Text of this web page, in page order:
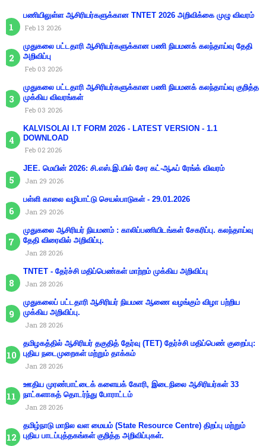
பணியிலுள்ள ஆசிரியர்களுக்கான TNTET 2026 அறிவிக்கை முழு விவரம்
Feb 13 2026
முதுகலை பட்டதாரி ஆசிரியர்களுக்கான பணி நியமனக் கலந்தாய்வு தேதி
அறிவிப்பு
Feb 03 2026
முதுகலை பட்டதாரி ஆசிரியர்களுக்கான பணி நியமனக் கலந்தாய்வு குறித்த
முக்கிய விவரங்கள்
Feb 03 2026
KALVISOLAI I.T FORM 2026 - LATEST VERSION - 1.1
DOWNLOAD
Feb 02 2026
JEE. மெயின் 2026: சி.எஸ்.இ.யில் சேர கட்-ஆஃப் ரேங்க் விவரம்
Jan 29 2026
பள்ளி காலை வழிபாட்டு செயல்பாடுகள் - 29.01.2026
Jan 29 2026
முதுகலை ஆசிரியர் நியமனம் : காலிப்பணியிடங்கள் சேகரிப்பு. கலந்தாய்வு
தேதி விரைவில் அறிவிப்பு.
Jan 28 2026
TNTET - தேர்ச்சி மதிப்பெண்கள் மாற்றம் முக்கிய அறிவிப்பு
Jan 28 2026
முதுகலைப் பட்டதாரி ஆசிரியர் நியமன ஆணை வழங்கும் விழா பற்றிய
முக்கிய அறிவிப்பு.
Jan 28 2026
தமிழகத்தில் ஆசிரியர் தகுதித் தேர்வு (TET) தேர்ச்சி மதிப்பெண் குறைப்பு:
புதிய நடைமுறைகள் மற்றும் தாக்கம்
Jan 28 2026
ஊதிய முரண்பாட்டைக் களையக் கோரி, இடைநிலை ஆசிரியர்கள் 33
நாட்களாகத் தொடர்ந்து போராட்டம்
Jan 28 2026
தமிழ்நாடு மாநில வள மையம் (State Resource Centre) திறப்பு மற்றும்
புதிய பாடப்புத்தகங்கள் குறித்த அறிவிப்புகள்.